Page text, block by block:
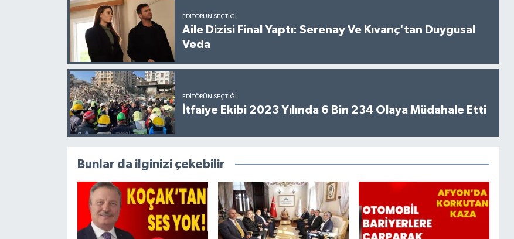
EDITÖRÜN SEÇTIĞI
Aile Dizisi Final Yaptı: Serenay Ve Kıvanç'tan Duygusal
Veda
EDITÖRÜN SEÇTIĞI
İtfaiye Ekibi 2023 Yılında 6 Bin 234 Olaya Müdahale Etti
Bunlar da ilginizi çekebilir